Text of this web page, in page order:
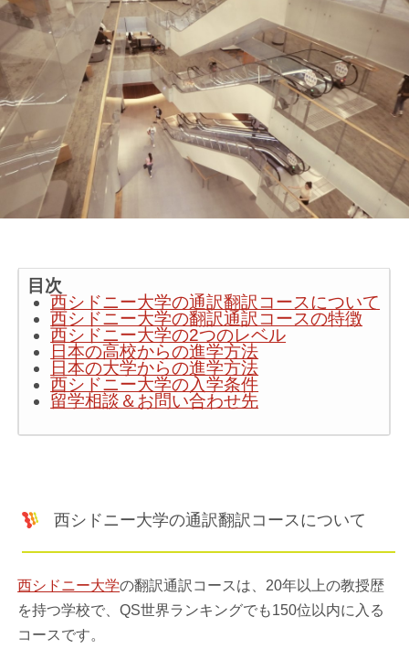
目次
西シドニー大学の通訳翻訳コースについて
西シドニー大学の翻訳通訳コースの特徴
西シドニー大学の2つのレベル
日本の高校からの進学方法
日本の大学からの進学方法
西シドニー大学の入学条件
留学相談＆お問い合わせ先
西シドニー大学の通訳翻訳コースについて
西シドニー大学の翻訳通訳コースは、20年以上の教授歴
を持つ学校で、QS世界ランキングでも150位以内に入る
コースです。